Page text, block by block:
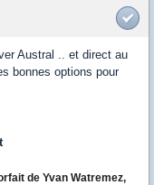
Austral .. et direct au
bonnes options pour
de Yvan Watremez,